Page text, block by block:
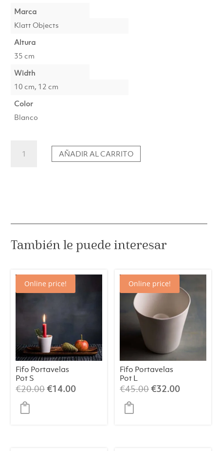
Marca
Klatt Objects
Altura
35 cm
Width
10 cm, 12 cm
Color
Blanco
Rhizom
AÑADIR AL CARRITO
También le puede interesar
Online price!
Fifo Portavelas
Pot S
€20.00El
€14.00El
Online price!
Fifo Portavelas
Pot L
€45.00El
€32.00El